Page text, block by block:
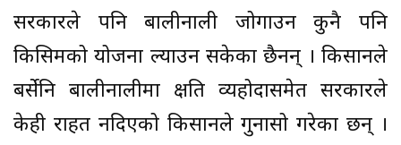
सरकारले पनि बालीनाली जोगाउन कुनै पनि
किसिमको योजना ल्याउन सकेका छैनन् । किसानले
बर्सेनि बालीनालीमा क्षति व्यहोर्दासमेत सरकारले
केही राहत नदिएको किसानले गुनासो गरेका छन् ।